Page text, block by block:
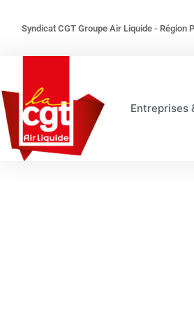
Syndicat CGT Groupe Air Liquide - Région
Entreprises